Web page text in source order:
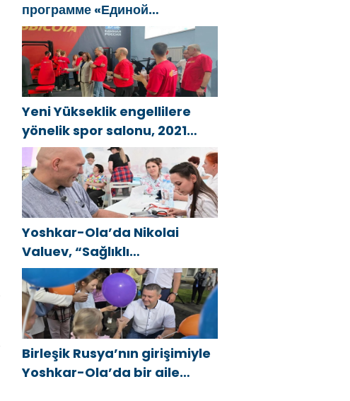
программе «Единой
России»-2021 открылся
адаптивный спортзал «Новая
высота»
Yeni Yükseklik engellilere
yönelik spor salonu, 2021
Birleşik Rusya Halk Programı
kapsamında Saratov’da
açıldı
Yoshkar-Ola’da Nikolai
Valuev, “Sağlıklı
Cumhuriyet” projesiyle
tanıştı
Birleşik Rusya’nın girişimiyle
Yoshkar-Ola’da bir aile